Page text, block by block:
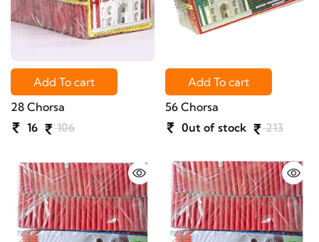
Add To cart
28 Chorsa
16
106
Add To cart
56 Chorsa
0ut of stock
213